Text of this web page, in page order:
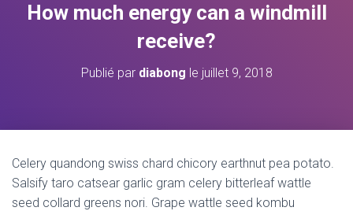
How much energy can a windmill
receive?
Publié par diabong le juillet 9, 2018
Celery quandong swiss chard chicory earthnut pea potato.
Salsify taro catsear garlic gram celery bitterleaf wattle
seed collard greens nori. Grape wattle seed kombu